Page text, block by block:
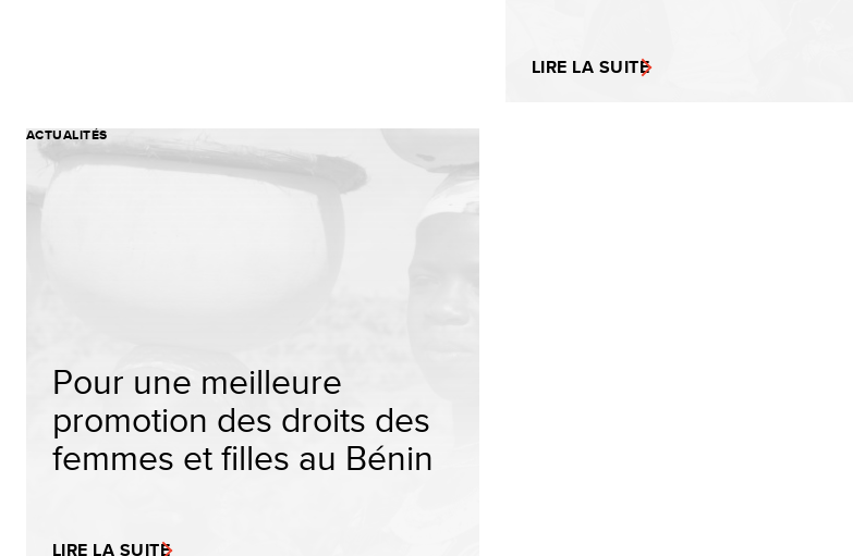
LIRE LA SUITE
ACTUALITÉS
Pour une meilleure
promotion des droits des
femmes et filles au Bénin
LIRE LA SUITE